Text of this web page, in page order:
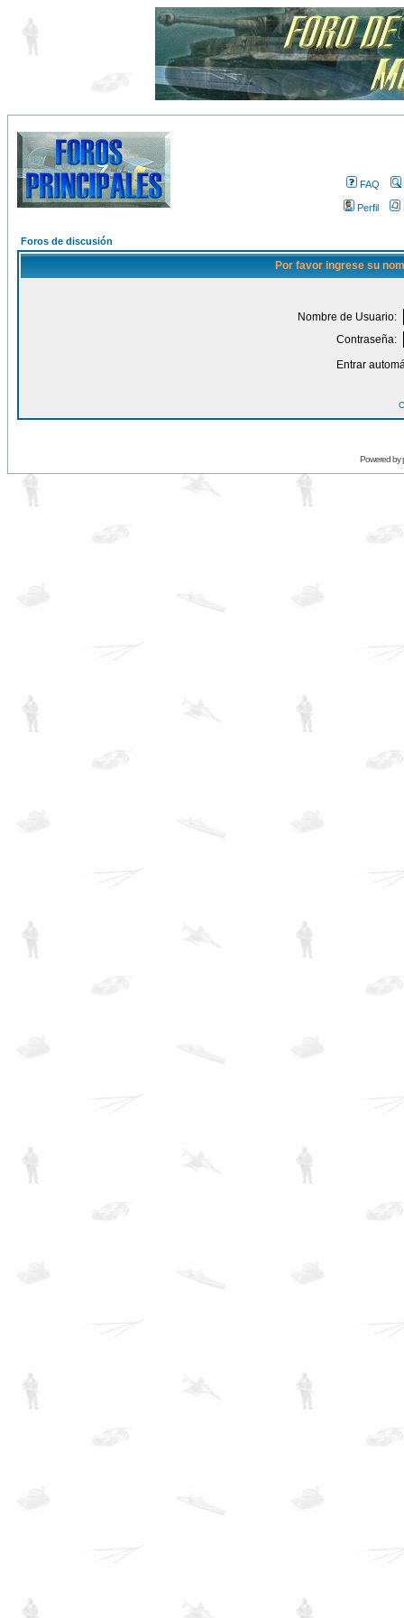
FAQ
Perfil
Foros de discusión
Por favor ingrese su
Nombre de Usuario:
Contraseña:
Entrar
Powered by